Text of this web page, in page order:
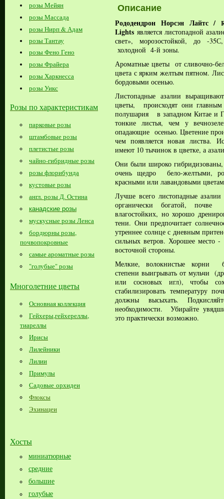
розы Мейян
розы Массада
розы Нирп & Адам
розы Тантау
розы Фено Гено
розы Фрайера
розы Харкнесса
розы Уикс
Розы по характеристикам
парковые розы
штамбовые розы
плетистые розы
чайно-гибридные розы
розы флорибунда
кустовые розы
англ. розы Д. Остина
канадские розы
мускусные розы Ленса
бордюрны розы,
почвопокровные
самые ароматные розы
"голубые" розы
Многолетние цветы
Основная коллекция
Гейхеры,гейхереллы,
тиареллы
Ирисы
Лилейники
Лилии
Примулы
Садовые орхидеи
Флоксы
Эхинацеи
Хосты
миниатюрные
средние
большие​
голубые
Рододендрон Норсэн Лайтс /
Lights является листопадной
свет», морозостойкой, до -
холодной 4-й зоны.
Ароматные цветы от сливочно-
цвета с ярким желтым пятном.
бордовыми осенью.
Листопадные азалии в
цветы, происходят они главным
полушария в западном Китае и
тонкие листья, чем у
опадающие осенью. Цветение
чем появляется новая листва.
имеют 10 тычинок в цветке, а
Они были широко гибридизованы,
очень щедро бело-желтыми,
красными или лавандовыми
Лучше всего листопадные
органически богатой, почве
влагостойких, но хорошо
тени. Они предпочитает
утреннее солнце с дневным
сильных ветров. Хорошее место
восточной стороны.
Мелкие, волокнистые корни
степени выигрывать от мульчи
или сосновых игл), чтобы
стабилизировать температуру
должны высыхать.
необходимости. Убирайте
это практически возможно.